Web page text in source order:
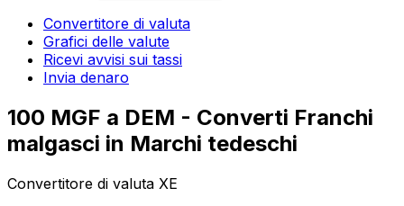
Convertitore di valuta
Grafici delle valute
Ricevi avvisi sui tassi
Invia denaro
100 MGF a DEM - Converti Franchi
malgasci in Marchi tedeschi
Convertitore di valuta XE